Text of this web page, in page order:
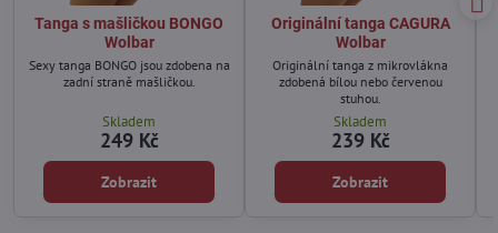
Tanga s mašličkou BONGO
Wolbar
Sexy tanga BONGO jsou zdobena na
zadní straně mašličkou.
Skladem
249 Kč
Zobrazit
Originální tanga CAGURA
Wolbar
Originální tanga z mikrovlákna
zdobená bílou nebo červenou
stuhou.
Skladem
239 Kč
Zobrazit